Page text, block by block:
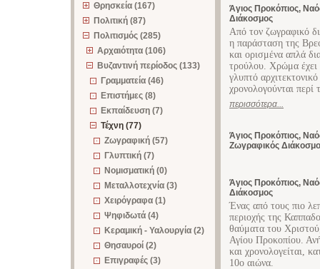
Θρησκεία (167)
Πολιτική (87)
Πολιτισμός (285)
Αρχαιότητα (106)
Βυζαντινή περίοδος (133)
Γραμματεία (46)
Επιστήμες (8)
Εκπαίδευση (7)
Τέχνη (77)
Ζωγραφική (57)
Γλυπτική (7)
Νομισματική (0)
Μεταλλοτεχνία (3)
Χειρόγραφα (1)
Ψηφιδωτά (4)
Κεραμική - Υαλουργία (2)
Θησαυροί (2)
Επιγραφές (3)
Άγιος Προκόπιος,
Διάκοσμος
Από τον ζωγραφικό
η παράσταση της
και ορισμένα απλά
τρούλου. Χρώμα έχει
γλυπτό
χρονολογούνται
περισσότερα...
Άγιος Προκόπιος,
Ζωγραφικός
Άγιος Προκόπιος,
Διάκοσμος
Ένας από τους πιο
περιοχής της
θαύματα του
Αγίου Προκοπίου.
και χρονολογείται,
10ο αιώνα.